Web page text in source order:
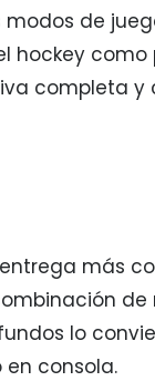
de
hockey como
completa y
entrega más
de
lo
consola.